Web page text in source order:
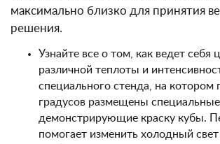
максимально близко для принятия
решения.
Узнайте все о том, как ведет себя
различной теплоты и
специального стенда, на котором
градусов размещены специальные
демонстрирующие краску кубы.
помогает изменить холодный свет